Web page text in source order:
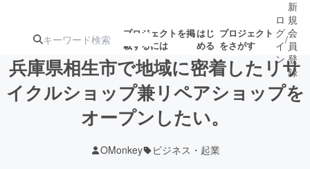
プロジェクトを掲
載するには
はじ
める
プロジェクト
をさがす
注目のリ 注目の新着プロ 募集終了が近いプ
ロ
グ
イ
ン
/
新
規
会
員
登
録
兵庫県相生市で地域に密着したリサ
イクルショップ兼リペアショップを
オープンしたい。
OMonkey ビジネス・起業